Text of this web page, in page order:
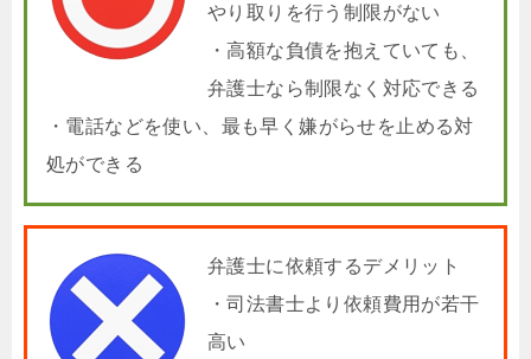
やり取りを行う制限がない
・高額な負債を抱えていても、
弁護士なら制限なく対応できる
・電話などを使い、最も早く嫌がらせを止める対
処ができる
弁護士に依頼するデメリット
・司法書士より依頼費用が若干
高い